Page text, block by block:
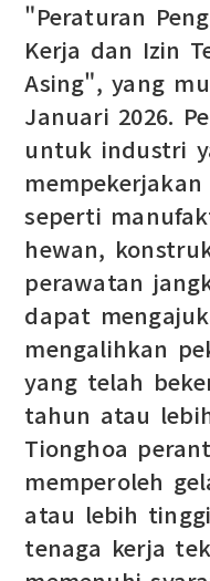
"Peraturan
Kerja dan Izin
Asing", yang
Januari 2026.
untuk industri
seperti
hewan,
perawatan
dapat
mengalihkan
yang telah
tahun atau
Tionghoa
memperoleh
atau lebih
tenaga kerja